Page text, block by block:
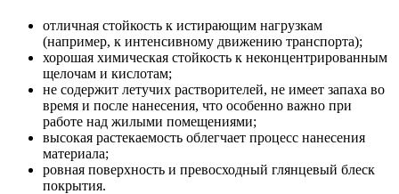
отличная стойкость к истирающим нагрузкам
(например, к интенсивному движению транспорта);
хорошая химическая стойкость к неконцентрированным
щелочам и кислотам;
не содержит летучих растворителей, не имеет запаха во
время и после нанесения, что особенно важно при
работе над жилыми помещениями;
высокая растекаемость облегчает процесс нанесения
материала;
ровная поверхность и превосходный глянцевый блеск
покрытия.